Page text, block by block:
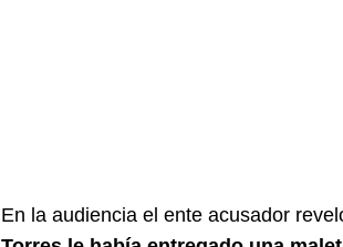
En la audiencia el ente acusador